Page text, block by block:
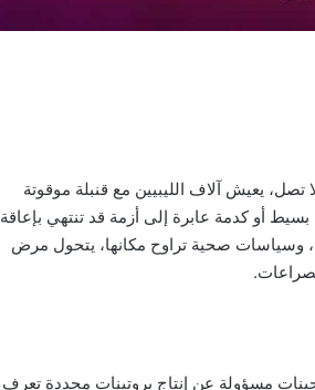
تصل، يعيش آلاف الليبيين مع قنبلة موقوتة
أو كدمة عابرة إلى أزمة قد تنتهي بإعاقة
وسياسات صحية تراوح مكانها، يتحول مرض
مسؤولة عن إنتاج بروتينات محددة تعرف